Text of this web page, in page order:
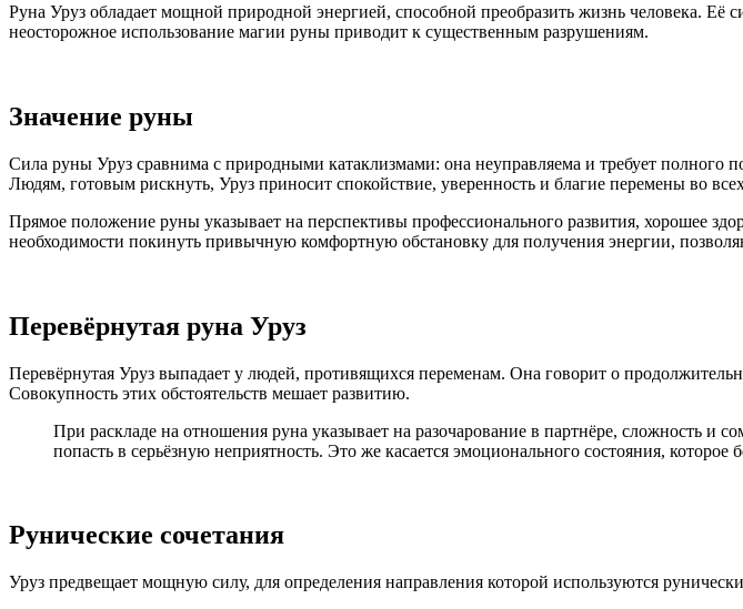
Руна Уруз обладает мощной природной энергией, способной преобразить жизнь человека.
неосторожное использование магии руны приводит к существенным разрушениям.
Значение руны
Сила руны Уруз сравнима с природными катаклизмами: она неуправляема и требует
Людям, готовым рискнуть, Уруз приносит спокойствие, уверенность и благие перемены во
Прямое положение руны указывает на перспективы профессионального развития, хорошее
необходимости покинуть привычную комфортную обстановку для получения энергии,
Перевёрнутая руна Уруз
Перевёрнутая Уруз выпадает у людей, противящихся переменам. Она говорит о
Совокупность этих обстоятельств мешает развитию.
При раскладе на отношения руна указывает на разочарование в партнёре, сложность и
попасть в серьёзную неприятность. Это же касается эмоционального состояния, которое
Рунические сочетания
Уруз предвещает мощную силу, для определения направления которой используются